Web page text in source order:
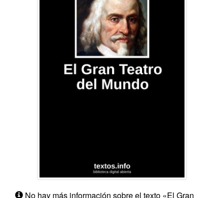
No hay más información sobre el texto «El Gran